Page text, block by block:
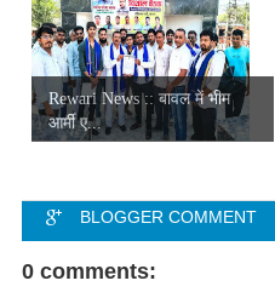
Rewari News :: बावल में भीम
आर्मी ए...
BLOGGER COMMENT
FACEBOOK COMMENT
0 comments: